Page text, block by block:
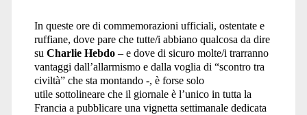
In queste ore di commemorazioni ufficiali, ostentate e
ruffiane, dove pare che tutte/i abbiano qualcosa da dire
su Charlie Hebdo– e dove di sicuro molte/i trarranno
vantaggi dall’allarmismo e dalla voglia di “scontro tra
civiltà” che sta montando -, è forse solo
utile sottolineare che il giornale è l’unico in tutta la
Francia a pubblicare una vignetta settimanale dedicata